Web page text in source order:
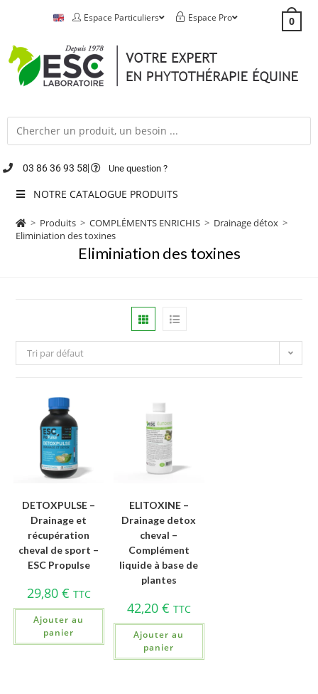
Espace Particuliers Espace Pro 0
03 86 36 93 58 Une question ?
NOTRE CATALOGUE PRODUITS
> Produits > COMPLÉMENTS ENRICHIS > Drainage détox >
Eliminiation des toxines
Eliminiation des toxines
Tri par défaut
DETOXPULSE –
Drainage et
récupération
cheval de sport –
ESC Propulse
29,80 € TTC
Ajouter au
panier
ELITOXINE –
Drainage detox
cheval –
Complément
liquide à base de
plantes
42,20 € TTC
Ajouter au
panier